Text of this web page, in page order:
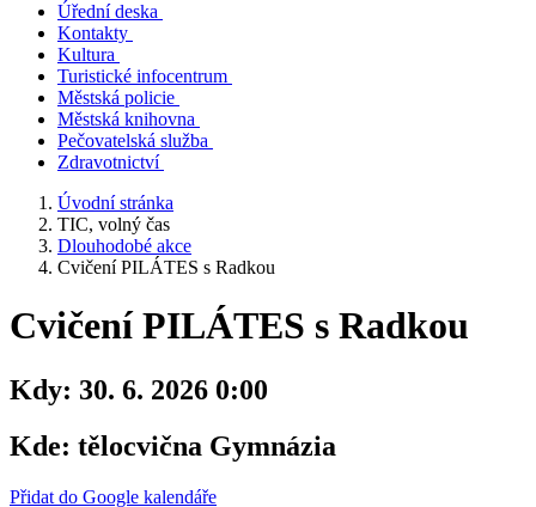
Úřední deska
Kontakty
Kultura
Turistické infocentrum
Městská policie
Městská knihovna
Pečovatelská služba
Zdravotnictví
Úvodní stránka
TIC, volný čas
Dlouhodobé akce
Cvičení PILÁTES s Radkou
Cvičení PILÁTES s Radkou
Kdy: 30. 6. 2026 0:00
Kde: tělocvična Gymnázia
Přidat do Google kalendáře